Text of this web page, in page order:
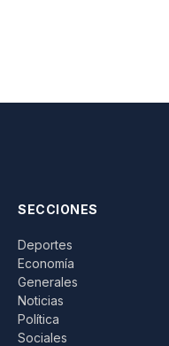
SECCIONES
Deportes
Economía
Generales
Noticias
Política
Sociales